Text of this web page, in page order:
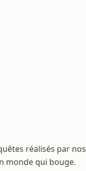
réalisés par nos
monde qui bouge.